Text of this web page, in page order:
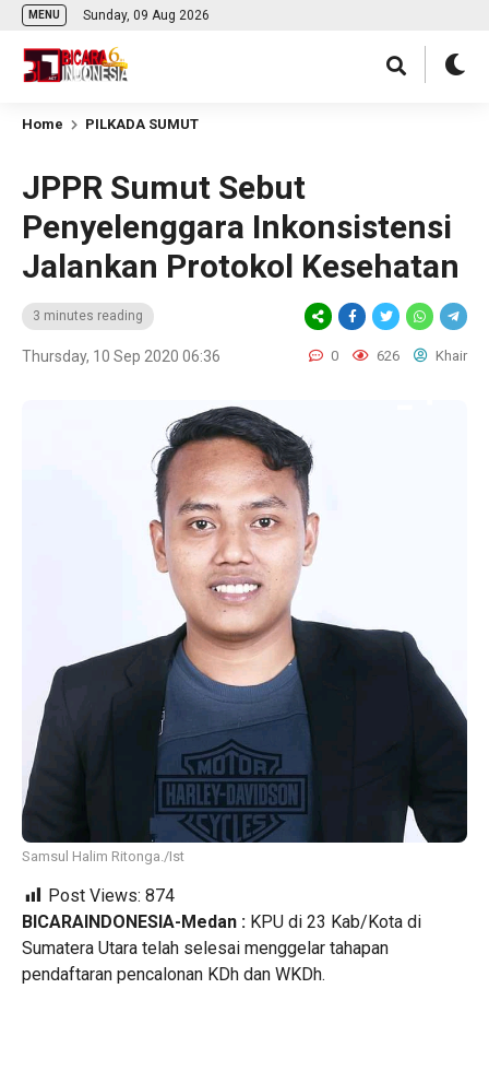
MENU Sunday, 09 Aug 2026
Home PILKADA SUMUT
JPPR Sumut Sebut
Penyelenggara Inkonsistensi
Jalankan Protokol Kesehatan
3 minutes reading
Thursday, 10 Sep 2020 06:36 0 626 Khair
Samsul Halim Ritonga./Ist
Post Views: 874
BICARAINDONESIA-Medan : KPU di 23 Kab/Kota di
Sumatera Utara telah selesai menggelar tahapan
pendaftaran pencalonan KDh dan WKDh.